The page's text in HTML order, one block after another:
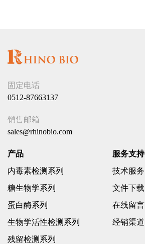
固定电话
0512-87663137
销售邮箱
sales@rhinobio.com
产品
内毒素检测系列
糖生物学系列
蛋白酶系列
生物学活性检测系列
残留检测系列
服务支持
技术服务
文件下载
在线留言
经销渠道